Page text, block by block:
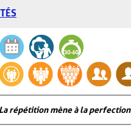
La répétition mène à la perfection